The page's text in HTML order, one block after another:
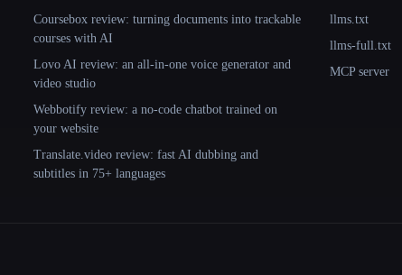
Coursebox review: turning documents into trackable
courses with AI
Lovo AI review: an all-in-one voice generator and
video studio
Webbotify review: a no-code chatbot trained on
your website
Translate.video review: fast AI dubbing and
subtitles in 75+ languages
llms.txt
llms-full.txt
MCP server